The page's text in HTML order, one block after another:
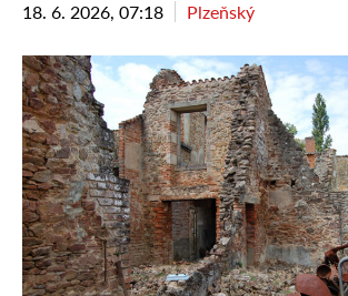
18. 6. 2026, 07:18 Plzeňský